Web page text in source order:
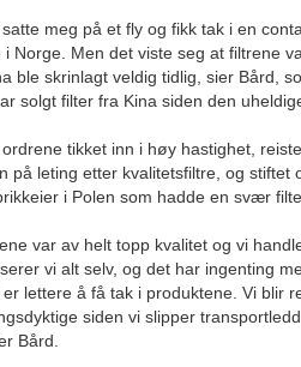
meg på et fly og fikk tak i en
i Norge. Men det viste seg at filtrene
ble skrinlagt veldig tidlig, sier Bård,
solgt filter fra Kina siden den
tikket inn i høy hastighet,
på leting etter kvalitetsfiltre, og stiftet
i Polen som hadde en svær
var av helt topp kvalitet og vi
vi alt selv, og det har ingenting
lettere å få tak i produktene. Vi blir
siden vi slipper
Bård.